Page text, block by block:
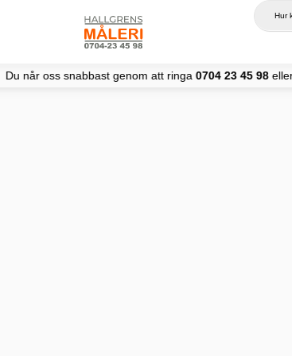
genom att ringa0704 23 45 98eller